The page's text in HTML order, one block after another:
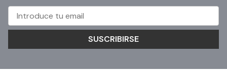
SUSCRIBIRSE